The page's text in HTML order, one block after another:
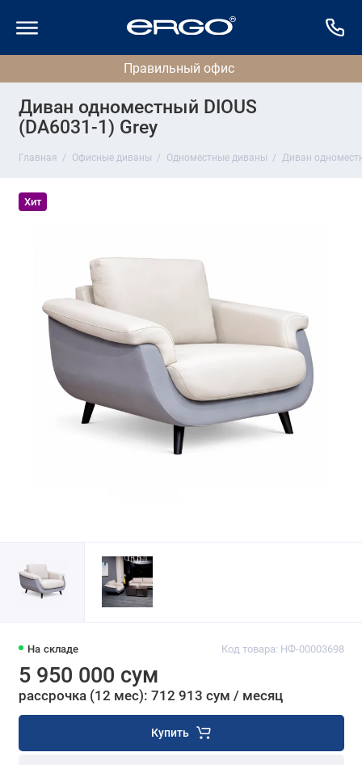
Диван одноместный DIOUS
(DA6031-1) Grey
Главная Офисные диваны Одноместные диваны Диван
Хит
На складе Код товара: НФ-00003698
5 950 000 сум
рассрочка (12 мес): 712 913 сум / месяц
Купить